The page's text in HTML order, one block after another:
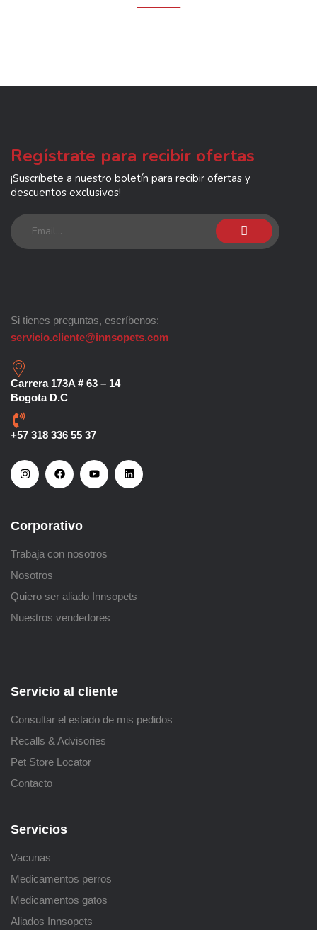
Regístrate para recibir ofertas
¡Suscríbete a nuestro boletín para recibir ofertas y
descuentos exclusivos!
Si tienes preguntas, escríbenos:
servicio.cliente@innsopets.com
Carrera 173A # 63 – 14
Bogota D.C
+57 318 336 55 37
Corporativo
Trabaja con nosotros
Nosotros
Quiero ser aliado Innsopets
Nuestros vendedores
Servicio al cliente
Consultar el estado de mis pedidos
Recalls & Advisories
Pet Store Locator
Contacto
Servicios
Vacunas
Medicamentos perros
Medicamentos gatos
Aliados Innsopets